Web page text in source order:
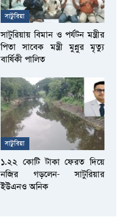
সাটুরিয়া
সাটুরিয়ায় বিমান ও পর্যটন মন্ত্রীর
পিতা সাবেক মন্ত্রী মুন্নুর মৃত্যু
বার্ষিকী পালিত
সাটুরিয়া
১.২২ কোটি টাকা ফেরত দিয়ে
নজির গড়লেন- সাটুরিয়ার
ইউএনও অনিক